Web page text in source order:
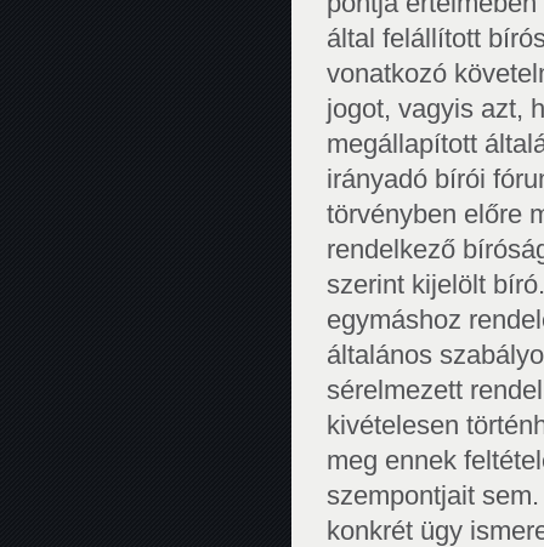
által felállított
vonatkozó
jogot, vagyis azt,
megállapított
irányadó bírói
törvényben előre
rendelkező
szerint kijelölt
egymáshoz
általános
sérelmezett
kivételesen
meg ennek
szempontjait
konkrét ügy